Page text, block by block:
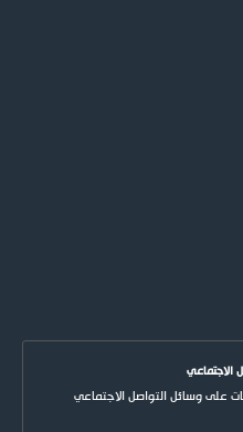
الاجتماعي
على وسائل التواصل الاجتماعي